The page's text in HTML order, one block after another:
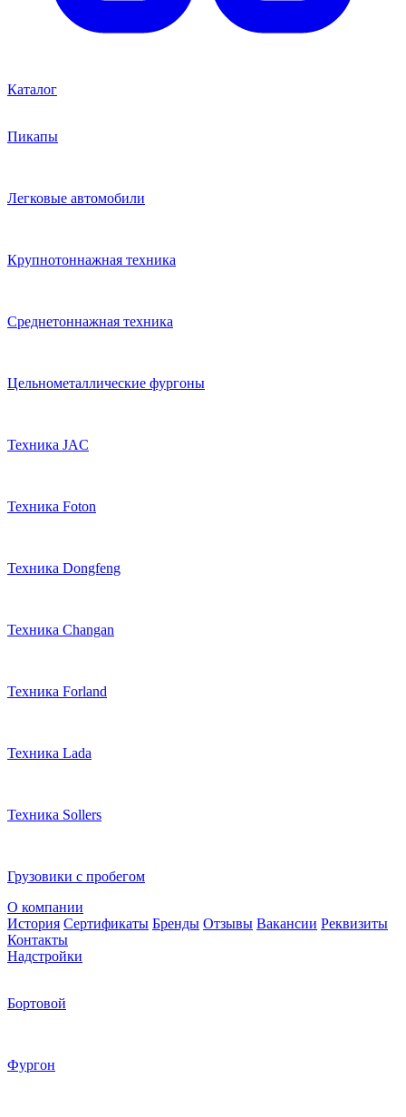
Каталог
Пикапы
Легковые автомобили
Крупнотоннажная техника
Среднетоннажная техника
Цельнометаллические фургоны
Техника JAC
Техника Foton
Техника Dongfeng
Техника Changan
Техника Forland
Техника Lada
Техника Sollers
Грузовики с пробегом
О компании
История Сертификаты Бренды Отзывы Вакансии Реквизиты
Контакты
Надстройки
Бортовой
Фургон